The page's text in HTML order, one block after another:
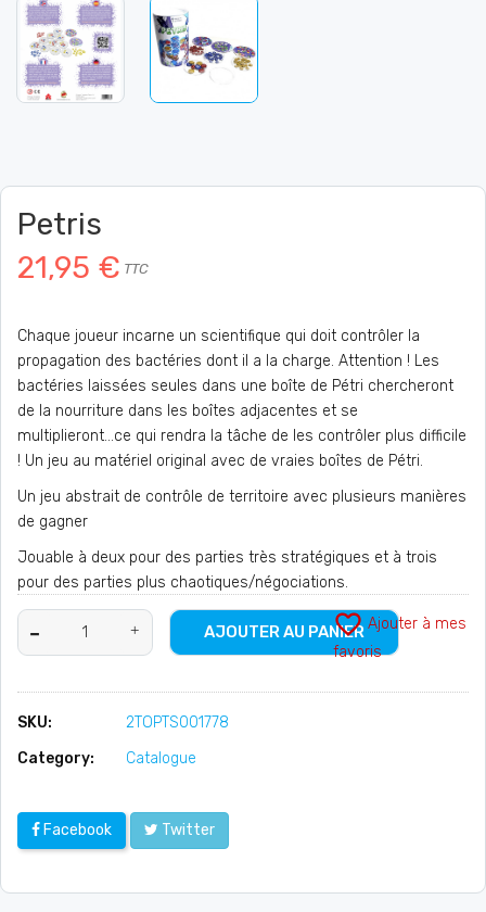
Petris
21,95 € TTC
Chaque joueur incarne un scientifique qui doit contrôler la
propagation des bactéries dont il a la charge. Attention ! Les
bactéries laissées seules dans une boîte de Pétri chercheront
de la nourriture dans les boîtes adjacentes et se
multiplieront...ce qui rendra la tâche de les contrôler plus difficile
! Un jeu au matériel original avec de vraies boîtes de Pétri.
Un jeu abstrait de contrôle de territoire avec plusieurs manières
de gagner
Jouable à deux pour des parties très stratégiques et à trois
pour des parties plus chaotiques/négociations.
AJOUTER AU PANIER
favorite_border Ajouter à mes
favoris
SKU:
2TOPTS001778
Category:
Catalogue
Facebook Twitter